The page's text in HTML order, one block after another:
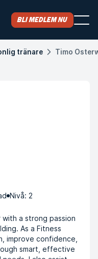
Bli medlem nu
tränare Timo
Nivå: 2
with a strong passion
As a Fitness
improve confidence,
smart, effective